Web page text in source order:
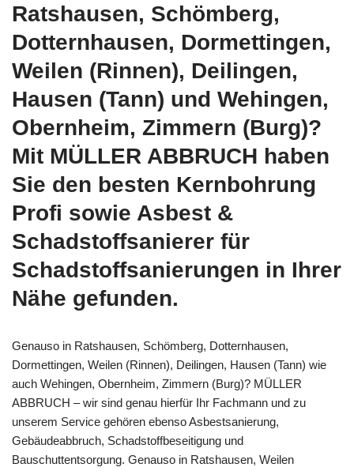
Ratshausen, Schömberg,
Dotternhausen, Dormettingen,
Weilen (Rinnen), Deilingen,
Hausen (Tann) und Wehingen,
Obernheim, Zimmern (Burg)?
Mit MÜLLER ABBRUCH haben
Sie den besten Kernbohrung
Profi sowie Asbest &
Schadstoffsanierer für
Schadstoffsanierungen in Ihrer
Nähe gefunden.
Genauso in Ratshausen, Schömberg, Dotternhausen,
Dormettingen, Weilen (Rinnen), Deilingen, Hausen (Tann) wie
auch Wehingen, Obernheim, Zimmern (Burg)? MÜLLER
ABBRUCH – wir sind genau hierfür Ihr Fachmann und zu
unserem Service gehören ebenso Asbestsanierung,
Gebäudeabbruch, Schadstoffbeseitigung und
Bauschuttentsorgung. Genauso in Ratshausen, Weilen